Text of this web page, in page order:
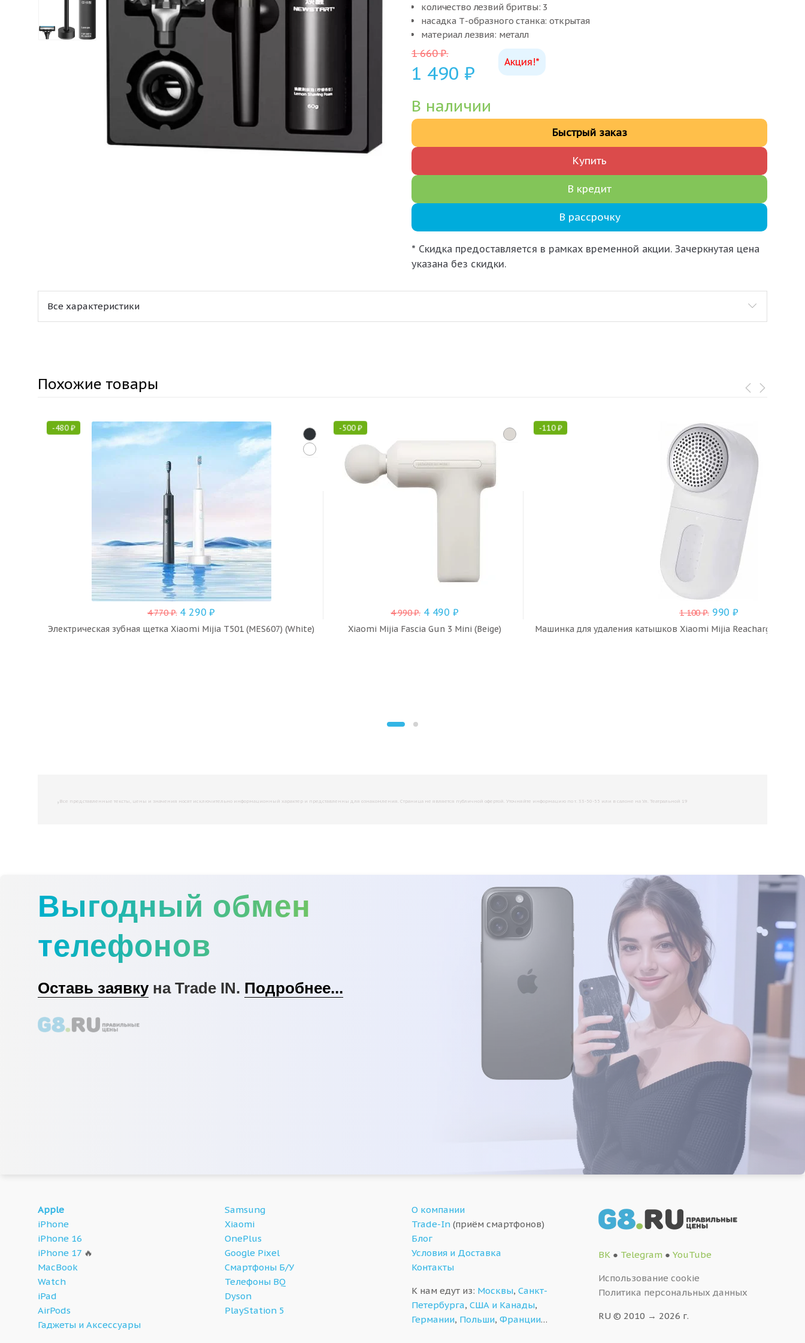
количество лезвий бритвы: 3
насадка Т-образного станка: открытая
материал лезвия: металл
материал ручки: пластик
страна бренда: Италия
Акция!*
1 660₽.
1 490 ₽
В наличии
Купить
Быстрый заказ
В кредит
В рассрочку
* Скидка предоставляется в рамках временной акции. Зачеркнутая цена
указана без скидки.
Все характеристики
Похожие товары
-480₽
4 770₽. 4 290₽
Электрическая зубная щетка Xiaomi Mijia T501 (MES607) (White)
-500₽
4 990₽. 4 490 ₽
Xiaomi Mijia Fascia Gun 3 Mini (Beige)
-110₽
1 100₽. 990₽
Машинка для удаления катышков Xiaomi Mijia Reachargeable
, Все представленные тексты, цены и значения носят исключительно информационный характер и представленны для ознакомления. Страница не является публичной офертой. Уточняйте информацию по т. 33-50-55 или в салоне на Ул. Театральной 19
Выгодный обмен
телефонов
Оставь заявкуна Trade IN. Подробнее...
Apple
iPhone
iPhone 16
iPhone 17 🔥
MacBook
Watch
iPad
AirPods
Гаджеты и Аксессуары
Samsung
Xiaomi
OnePlus
Google Pixel
Смартфоны Б/У
Телефоны BQ
Dyson
PlayStation 5
О компании
Trade-In (приём смартфонов)
Блог
Условия и Доставка
Контакты
К нам едут из: Москвы, Санкт-
Петербурга, США и Канады,
Германии, Польши, Франции…
ВК ● Telegram ● YouTube
Использование cookie
Политика персональных данных
RU © 2010 → 2026 г.